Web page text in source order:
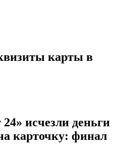
карты в
исчезли деньги
карточку: финал